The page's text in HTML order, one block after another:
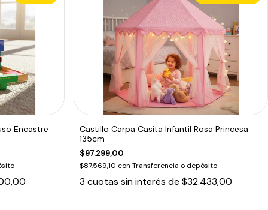
Encastre
Castillo Carpa Casita Infantil Rosa Princesa
135cm
$97.299,00
$87.569,10 con Transferencia o depósito
3 cuotas sin interés de$32.433,00